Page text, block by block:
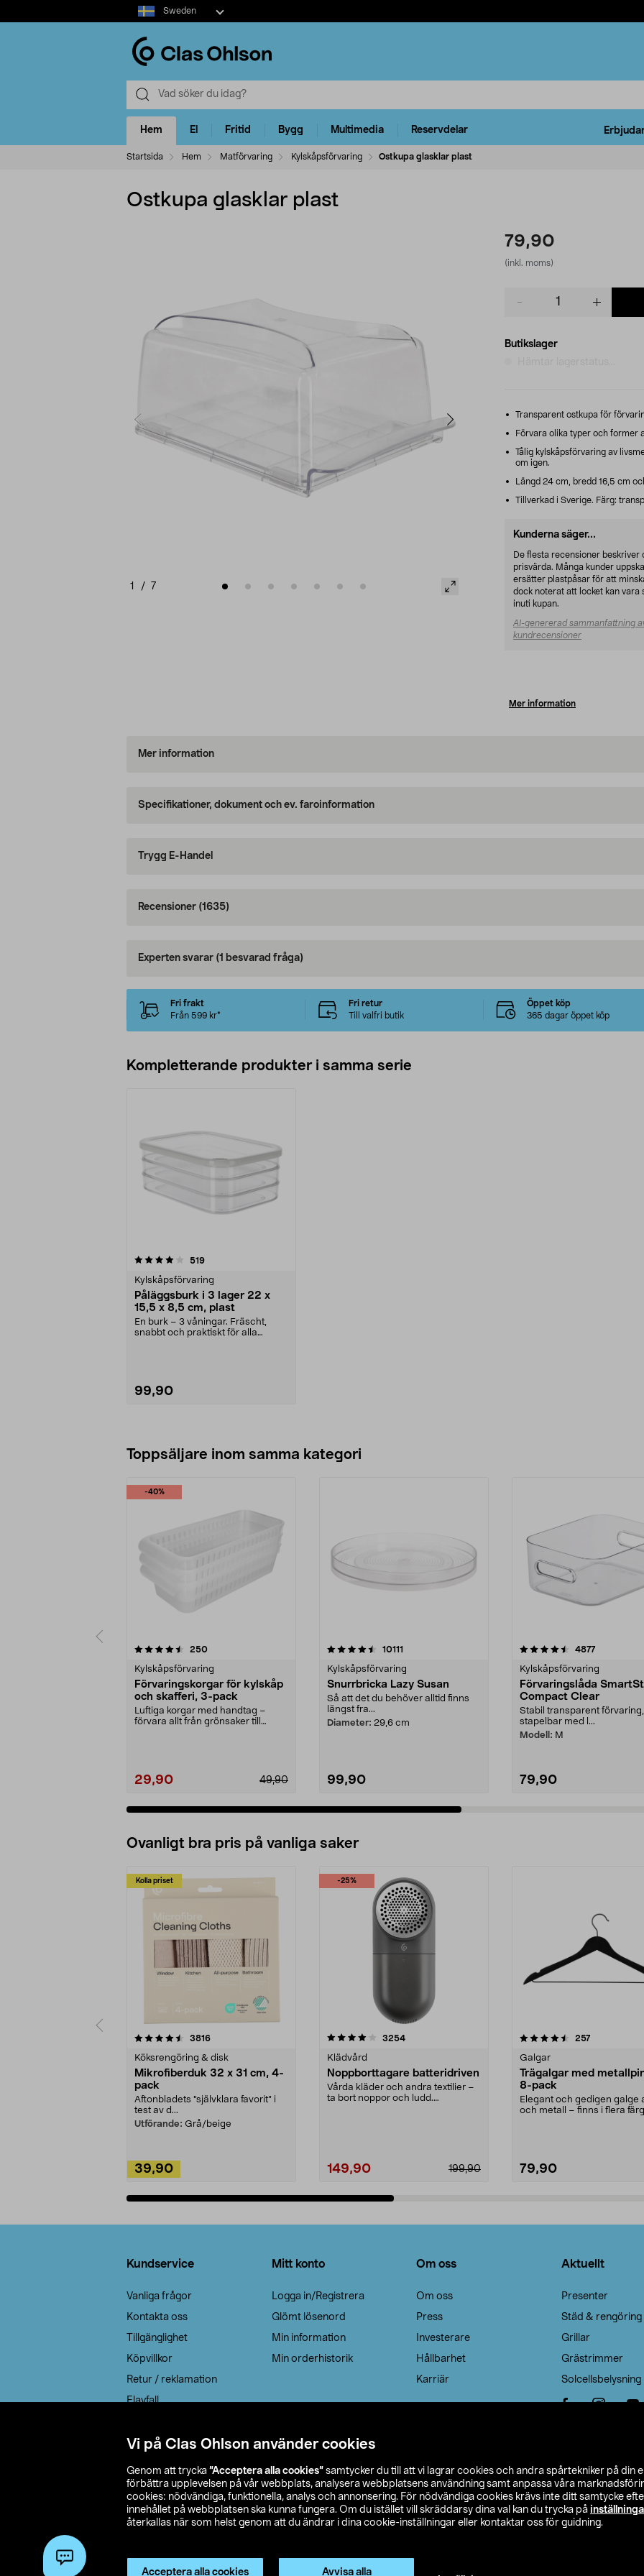
Vi på Clas Ohlson använder cookies
Genom att trycka ”Acceptera alla cookies” samtycker du till att vi lagrar cookies och andra spårtekniker på din
förbättra upplevelsen på vår webbplats, analysera webbplatsens användning samt anpassa våra
cookies: nödvändiga, funktionella, analys och annonsering. För nödvändiga cookies krävs inte ditt samtycke
innehållet på webbplatsen ska kunna fungera. Om du istället vill skräddarsy dina val kan du trycka på
återkallas när som helst genom att du ändrar i dina cookie-inställningar eller kontaktar oss för guidning.
Acceptera alla cookies Avvisa alla
Select
market
Sweden
Hem El Fritid Bygg Multimedia Reservdelar
Startsida Hem Matförvaring Kylskåpsförvaring Ostkupa glasklar plast
Ostkupa glasklar plast
1 / 7
79,90
(inkl. moms)
Butikslager
Transparent ostkupa för
Förvara olika typer och former
Tålig kylskåpsförvaring av
om igen.
Längd 24 cm, bredd 16,5 cm
Tillverkad i Sverige. Färg:
Kunderna säger...
De flesta recensioner beskriver
prisvärda. Många kunder
ersätter plastpåsar för att
dock noterat att locket kan vara
inuti kupan.
AI-genererad sammanfattning
kundrecensioner
Mer information
Mer information
Specifikationer, dokument och ev. faroinformation
Trygg E-Handel
Recensioner (1635)
Experten svarar (1 besvarad fråga)
Fri frakt
Från 599 kr*
Fri retur
Till valfri butik
Öppet köp
365 dagar öppet köp
Kompletterande produkter i samma serie
519recensioner
Kylskåpsförvaring
Påläggsburk i 3 lager 22 x
15,5 x 8,5 cm, plast
En burk – 3 våningar. Fräscht,
snabbt och praktiskt för alla
99,90
Toppsäljare inom samma kategori
-40%
250recensioner
Kylskåpsförvaring
Förvaringskorgar för kylskåp
och skafferi, 3-pack
Luftiga korgar med handtag –
förvara allt från grönsaker till
29,90 49,90
4.5 av 5 stjärnor 10111
Kylskåpsförvaring
Snurrbricka Lazy Susan
Så att det du behöver alltid finns
längst fra...
Diameter: 29,6 cm
99,90
4.5 av 5 stjärnor 4877recensioner
Kylskåpsförvaring
Förvaringslåda
Compact Clear
Stabil transparent förvaring,
stapelbar med l...
Modell: M
79,90
5.0 av 5 stjärnor
Ovanligt bra pris på vanliga saker
Kolla priset
3816recensioner
Köksrengöring & disk
Mikrofiberduk 32 x 31 cm, 4-
pack
Aftonbladets "självklara favorit” i
test av d...
Utförande: Grå/beige
39,90
-25%
4.0av 5 stjärnor 3254recensioner
Klädvård
Noppborttagare batteridriven
Vårda kläder och andra textilier –
ta bort noppor och ludd.
199,90
149,90
4.5av 5 stjärnor 257recensioner
Galgar
Trägalgar med
8-pack
Elegant och gedigen galge
och metall – finns i flera
79,90
4.0av 5 stjärnor
Kundservice
Vanliga frågor
Kontakta oss
Tillgänglighet
Köpvillkor
Retur / reklamation
Elavfall
Leveransalternativ
Mitt konto
Logga in/Registrera
Glömt lösenord
Min information
Min orderhistorik
Om oss
Om oss
Press
Investerare
Hållbarhet
Karriär
Aktuellt
Presenter
Städ & rengöring
Grillar
Grästrimmer
Solcellsbelysning